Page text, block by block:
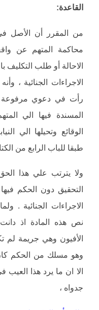
القاعدة:
من المقرر أن الأصل في
محاكمة المتهم عن
الاجراءات الجنائية ،
رأت في دعوي مرفوعة
المسندة فيها الي
الوقائع وتحيلها الي
طبقا للباب الرابع من
ولا يترتب علي هذا
الاجراءات الجنائية .
نص هذه المادة اذ
الأفيون وهي جريمة لم
وهو مسلك من الحكم
الا ان ما يرد هذا
جدواه ،